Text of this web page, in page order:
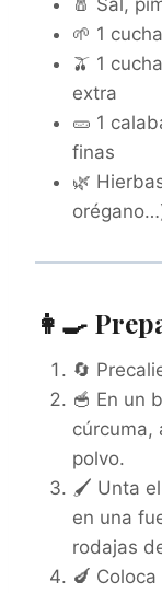
🌱 1
🫒 1
extra
🥒 1
finas
🌿
👩‍🍳
🔄
🥣 En un
cúrcuma,
polvo.
🖌️ Unta el
en una
rodajas
🍆